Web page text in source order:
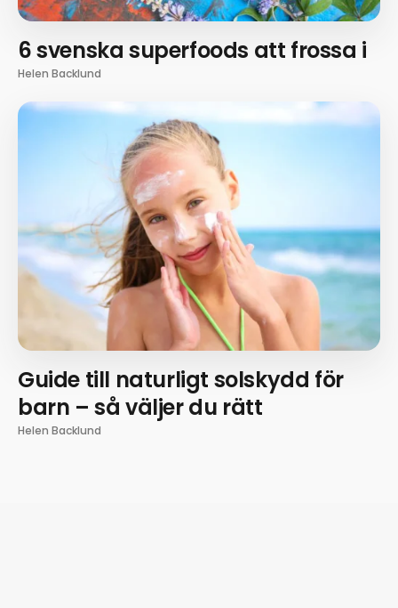
6 svenska superfoods att frossa i
Helen Backlund
Guide till naturligt solskydd för
barn – så väljer du rätt
Helen Backlund